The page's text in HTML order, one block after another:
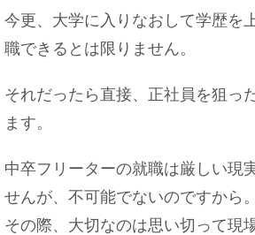
今更、大学に入りなおして学歴を
職できるとは限りません。
それだったら直接、正社員を狙っ
ます。
中卒フリーターの就職は厳しい現
せんが、不可能でないのですから。
その際、大切なのは思い切って現